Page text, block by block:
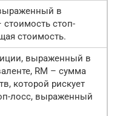
в
стоимость стоп-
стоимость.
выраженный в
RM – сумма
которой рискует
лосс, выраженный